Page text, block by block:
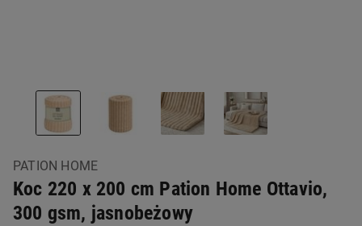
PATION HOME
Koc 220 x 200 cm Pation Home Ottavio,
300 gsm, jasnobeżowy